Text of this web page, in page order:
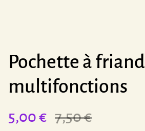
Pochette à
multifonctions
5,00 € 7,50 €